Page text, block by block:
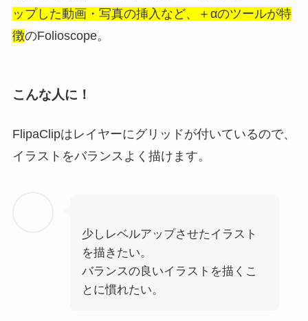
ップした動画・写真の挿入など、＋αのツールが特
徴のFolioscope。
こんな人に！
FlipaClipはレイヤーにグリッドが付いているので、
イラストをバランスよく描けます。
少しレベルアップさせたイラスト
を描きたい。
バランスの良いイラストを描くこ
とに慣れたい。